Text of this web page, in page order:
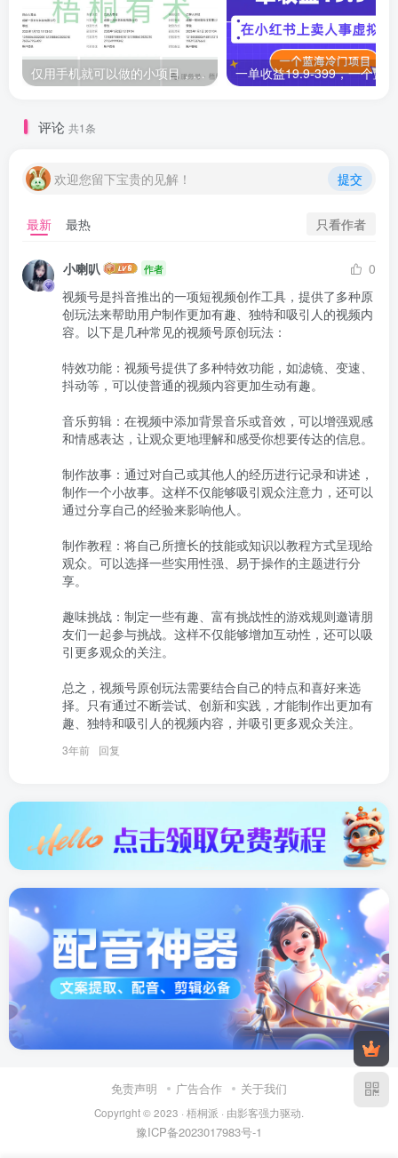
仅用手机就可以做的小项目，当天就能见钱，每天100-300
评论 共1条
欢迎您留下宝贵的见解！ 提交
最新 最热 只看作者
小喇叭 作者
0
视频号是抖音推出的一项短视频创作工具，提供了多种原
创玩法来帮助用户制作更加有趣、独特和吸引人的视频内
容。以下是几种常见的视频号原创玩法：
特效功能：视频号提供了多种特效功能，如滤镜、变速、
抖动等，可以使普通的视频内容更加生动有趣。
音乐剪辑：在视频中添加背景音乐或音效，可以增强观感
和情感表达，让观众更地理解和感受你想要传达的信息。
制作故事：通过对自己或其他人的经历进行记录和讲述，
制作一个小故事。这样不仅能够吸引观众注意力，还可以
通过分享自己的经验来影响他人。
制作教程：将自己所擅长的技能或知识以教程方式呈现给
观众。可以选择一些实用性强、易于操作的主题进行分
享。
趣味挑战：制定一些有趣、富有挑战性的游戏规则邀请朋
友们一起参与挑战。这样不仅能够增加互动性，还可以吸
引更多观众的关注。
总之，视频号原创玩法需要结合自己的特点和喜好来选
择。只有通过不断尝试、创新和实践，才能制作出更加有
趣、独特和吸引人的视频内容，并吸引更多观众关注。
3年前 回复
免责声明 广告合作 关于我们
Copyright © 2023 · 梧桐派 · 由影客强力驱动.
豫ICP备2023017983号-1